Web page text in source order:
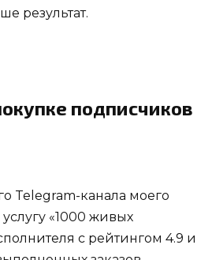
результат.
подписчиков
Telegram-канала моего
услугу «1000 живых
с рейтингом 4.9 и